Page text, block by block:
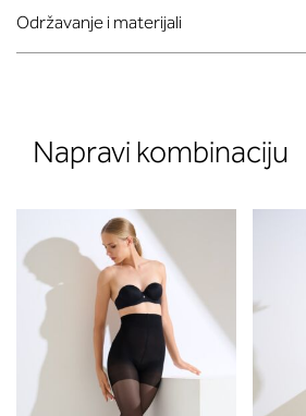
Održavanje i materijali
Napravi kombinaciju